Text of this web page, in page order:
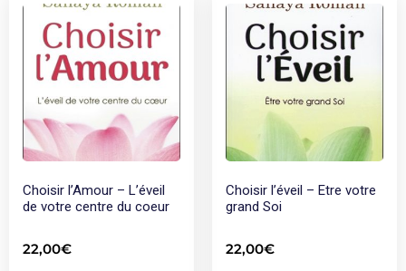
Choisir l’Amour – L’éveil
de votre centre du coeur
22,00€
Choisir l’éveil – Etre votre
grand Soi
22,00€